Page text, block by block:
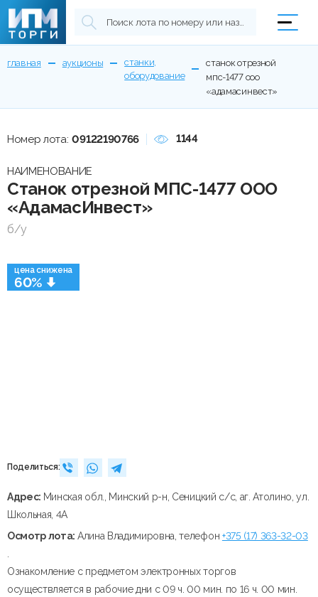
главная аукционы
станки,
оборудование
станок отрезной
мпс-1477 ооо
«адамасинвест»
цена снижена
60%
Поделиться:
Номер лота: 09122190766 1144
НАИМЕНОВАНИЕ
Станок отрезной МПС-1477 ООО
«АдамасИнвест»
б/у
Адрес: Минская обл., Минский р-н, Сеницкий с/с, аг. Атолино, ул.
Школьная, 4А
Осмотр лота: Алина Владимировна, телефон +375 (17) 363-32-03
Ознакомление с предметом электронных торгов
осуществляется в рабочие дни с 09 ч. 00 мин. по 16 ч. 00 мин.